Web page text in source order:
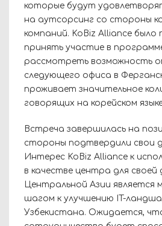
которые будут
на аутсорсинг со стороны
компаний. KoBiz Alliance было
принять участие в
рассмотреть возможность
следующего офиса в
проживает значительное
говорящих на корейском
Встреча завершилась на
стороны подтвердили свои
Интерес KoBiz Alliance к
в качестве центра для своей
Центральной Азии
шагом к улучшению IT-
Узбекистана. Ожидается,